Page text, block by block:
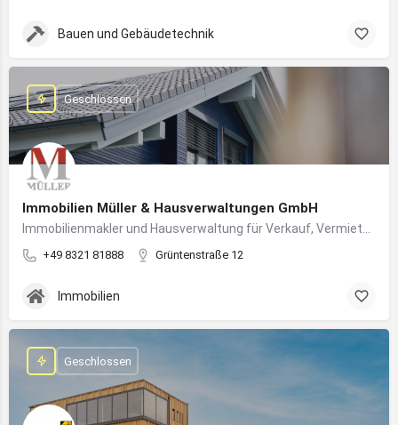
Bauen und Gebäudetechnik
Immobilien Müller & Hausverwaltungen GmbH
+49 8321 81888 Grüntenstraße 12
Geschlossen
Immobilien
Geschlossen